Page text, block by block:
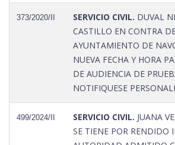
373/2020/II SERVICIO CIVIL. DUVAL
CASTILLO EN CONTRA
AYUNTAMIENTO DE
NUEVA FECHA Y HORA
DE AUDIENCIA DE
NOTIFIQUESE
499/2024/II SERVICIO CIVIL. JUANA
SE TIENE POR RENDIDO